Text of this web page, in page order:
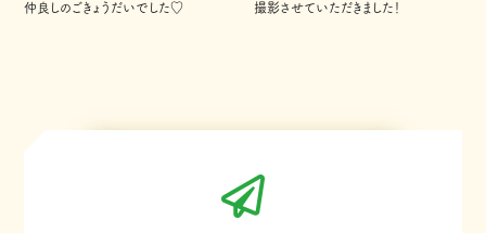
仲良しのごきょうだいでした♡
撮影させていただきました！